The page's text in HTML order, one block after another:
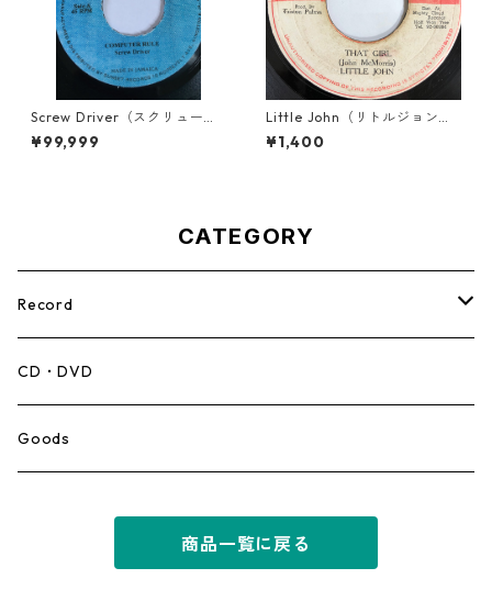
Screw Driver（スクリュード
ライバー） - Computer Rule
【7'】
¥99,999
Little John（リトルジョン）
- That Girl 【7-20045】
¥1,400
CATEGORY
Record
Mento,Calypso,Ballad
Ska
CD・DVD
Goods
商品一覧に戻る